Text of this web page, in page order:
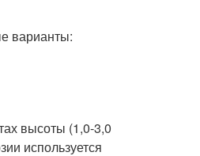
варианты:
высоты (1,0-3,0
используется